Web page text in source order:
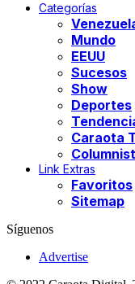
Categorías
Mundo
EEUU
Sucesos
Show
Deportes
Caraota
Link Extras
Favoritos
Sitemap
Síguenos
Advertise